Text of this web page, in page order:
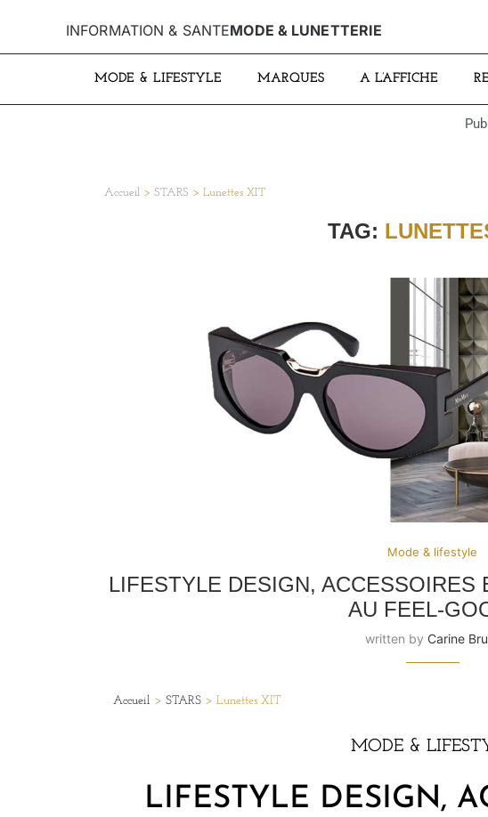
INFORMATION & SANTEMODE & LUNETTERIE
MODE & LIFESTYLE MARQUES A L’AFFICHE
Accueil > STARS > Lunettes XIT
TAG:
Mode & lifestyle
LIFESTYLE DESIGN, ACCESSOIRES
AU FEEL-
written by Carine
Accueil > STARS > Lunettes XIT
MODE &
LIFESTYLE DESIGN,